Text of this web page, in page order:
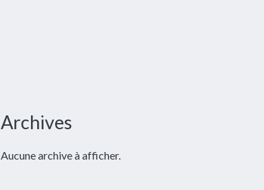
Barre
principale
Archives
Aucune archive à afficher.